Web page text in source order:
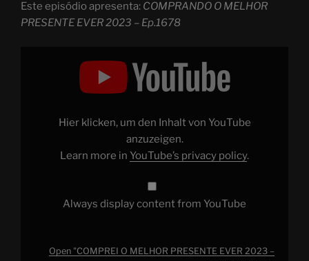
Este episódio apresenta: COMPRANDO O MELHOR
PRESENTE EVER 2023 – Ep.1678
Ep.1678"Hier klicken, um den Inhalt von YouTube
anzuzeigen.
Learn more in YouTube’s privacy policy.
Always display content from YouTube
Open "COMPREI O MELHOR PRESENTE EVER 2023 –